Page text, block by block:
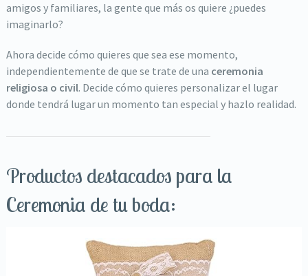
amigos y familiares, la gente que más os quiere ¿puedes
imaginarlo?
Ahora decide cómo quieres que sea ese momento,
independientemente de que se trate de una ceremonia
religiosa o civil. Decide cómo quieres personalizar el lugar
donde tendrá lugar un momento tan especial y hazlo realidad.
Productos destacados para la
Ceremonia de tu boda: